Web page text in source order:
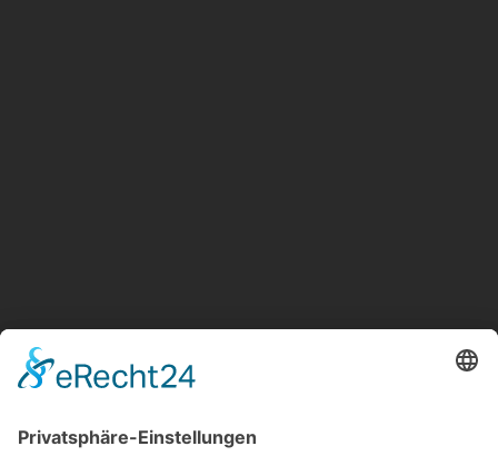
KOMM INS TEAMUnsere Jobangebote
Ausgezeichnet als eine der „besten Bäckereien
Wir freuen uns auf Ihre aussagekräftige Bewerbung